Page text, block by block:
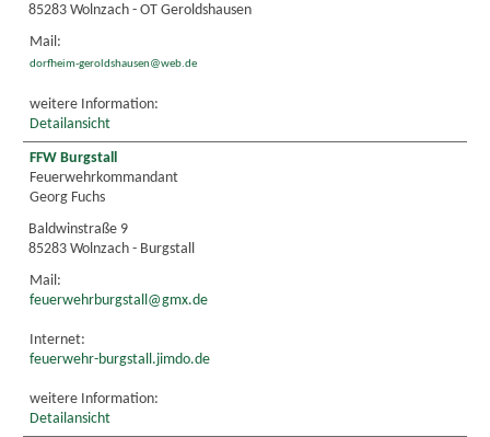
85283 Wolnzach - OT Geroldshausen
Mail:
dorfheim-geroldshausen@web.de
weitere Information:
Detailansicht
FFW Burgstall
Feuerwehrkommandant
Georg Fuchs
Baldwinstraße 9
85283 Wolnzach - Burgstall
Mail:
feuerwehrburgstall@gmx.de
Internet:
feuerwehr-burgstall.jimdo.de
weitere Information:
Detailansicht